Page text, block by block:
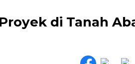
di Tanah